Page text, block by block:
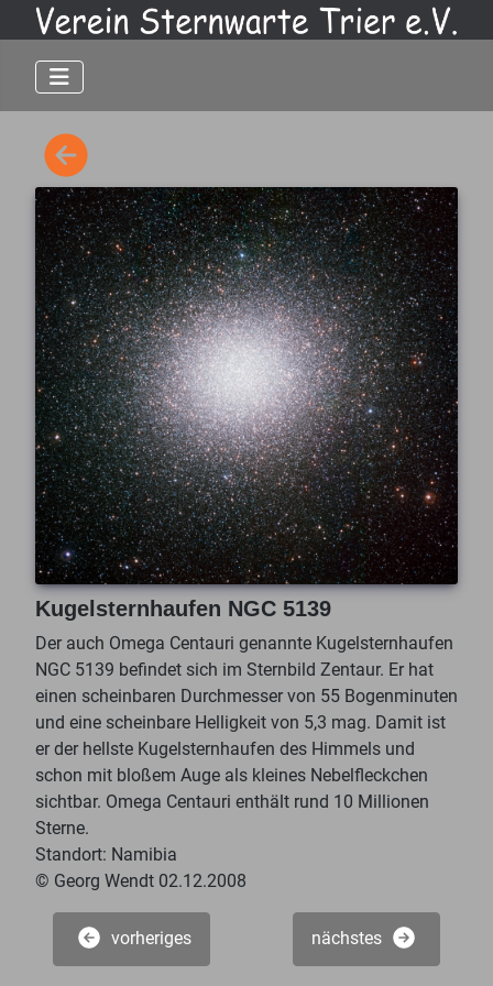
Kugelsternhaufen NGC 5139
Der auch Omega Centauri genannte Kugelsternhaufen
NGC 5139 befindet sich im Sternbild Zentaur. Er hat
einen scheinbaren Durchmesser von 55 Bogenminuten
und eine scheinbare Helligkeit von 5,3 mag. Damit ist
er der hellste Kugelsternhaufen des Himmels und
schon mit bloßem Auge als kleines Nebelfleckchen
sichtbar. Omega Centauri enthält rund 10 Millionen
Sterne.
Standort: Namibia
© Georg Wendt 02.12.2008
vorheriges nächstes